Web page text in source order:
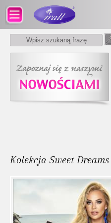
Kolekcja Sweet Dreams